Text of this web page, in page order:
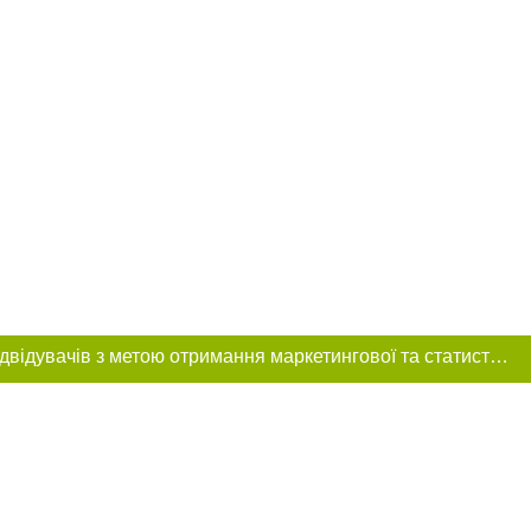
Цей сайт використовує «cookies». Також веб-сайт використовує інтернет-сервіс для збору технічних даних стосовно відвідувачів з метою отримання маркетингової та статистичної інформації. Умови обробки даних відвідувачів сайту див.